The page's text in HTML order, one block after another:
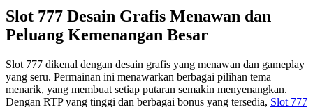
Slot 777 Desain Grafis Menawan dan
Peluang Kemenangan Besar
Slot 777 dikenal dengan desain grafis yang menawan dan gameplay
yang seru. Permainan ini menawarkan berbagai pilihan tema
menarik, yang membuat setiap putaran semakin menyenangkan.
Dengan RTP yang tinggi dan berbagai bonus yang tersedia, Slot 777